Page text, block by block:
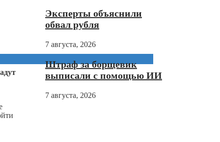
Эксперты объяснили
обвал рубля
7 августа, 2026
Штраф за борщевик
выписали с помощью ИИ
7 августа, 2026